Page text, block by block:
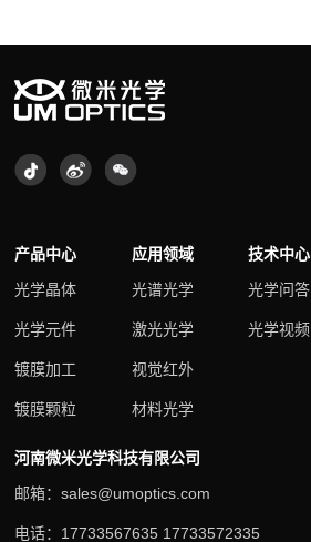
产品中心
光学晶体
光学元件
镀膜加工
镀膜颗粒
应用领域
光谱光学
激光光学
视觉红外
材料光学
技术中心
光学问答
光学视频
河南微米光学科技有限公司
邮箱：sales@umoptics.com
电话：17733567635 17733572335